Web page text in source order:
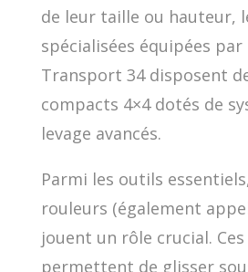
de leur taille ou hauteur,
spécialisées équipées
Transport 34 disposent
compacts 4×4 dotés de
levage avancés.
Parmi les outils
rouleurs (également
jouent un rôle crucial.
permettent de glisser